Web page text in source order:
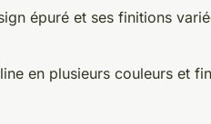
épuré et ses finitions
en plusieurs couleurs et